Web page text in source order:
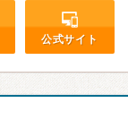
公式サイト